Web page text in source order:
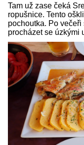
Tam už zase čeká
ropušnice. Tento
pochoutka. Po
procházet se úzkými